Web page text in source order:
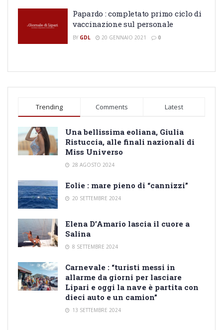
Papardo : completato primo ciclo di
vaccinazione sul personale
BY GDL 20 GENNAIO 2021 0
Trending Comments Latest
Una bellissima eoliana, Giulia
Ristuccia, alle finali nazionali di
Miss Universo
28 AGOSTO 2024
Eolie : mare pieno di “cannizzi”
20 SETTEMBRE 2024
Elena D’Amario lascia il cuore a
Salina
8 SETTEMBRE 2024
Carnevale : “turisti messi in
allarme da giorni per lasciare
Lipari e oggi la nave è partita con
dieci auto e un camion”
13 SETTEMBRE 2024